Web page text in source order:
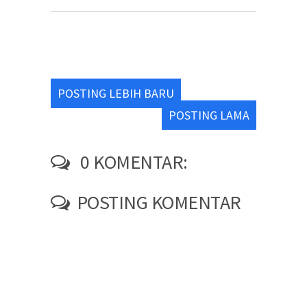
POSTING LEBIH BARU
POSTING LAMA
0 KOMENTAR:
POSTING KOMENTAR